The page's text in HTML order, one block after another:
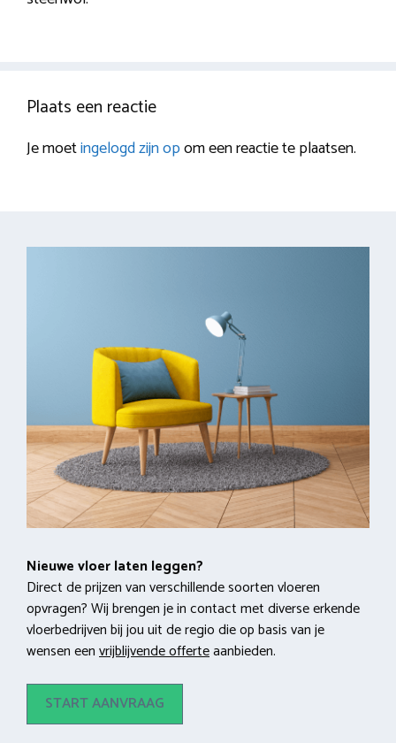
Plaats een reactie
Je moetingelogd zijn opom een reactie te plaatsen.
Nieuwe vloer laten leggen?
Direct de prijzen van verschillende soorten vloeren
opvragen? Wij brengen je in contact met diverse erkende
vloerbedrijven bij jou uit de regio die op basis van je
wensen eenvrijblijvende offerteaanbieden.
START AANVRAAG